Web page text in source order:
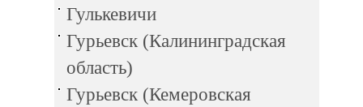
Гулькевичи
Гурьевск (Калининградская
область)
Гурьевск (Кемеровская